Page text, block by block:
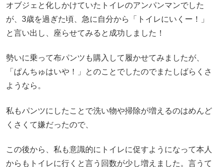
オブジェと化しかけていたトイレのアンパンマンでした
が、3歳を過ぎた頃、急に自分から「トイレにいくー！」
と言い出し、座らせてみると成功しました！
勢いに乗って布パンツも購入して履かせてみましたが、
「ぱんちゅはいや！」とのことでしたのでまたしばらくさ
ようなら。
私もパンツにしたことで洗い物や掃除が増えるのはめんど
くさくて嫌だったので、
この後から、私も意識的にトイレに促すようになって本人
からもトイレに行くと言う回数が少し増えました。言うて